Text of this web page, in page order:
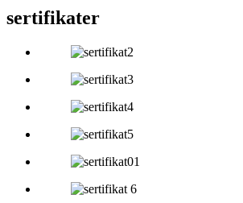
sertifikater